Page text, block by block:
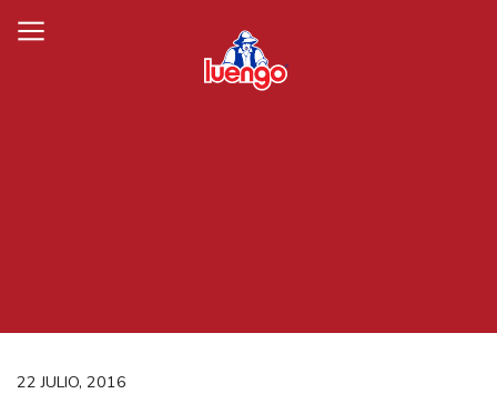
22 JULIO, 2016